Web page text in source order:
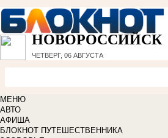
НОВОРОССИЙСК
ЧЕТВЕРГ, 06 АВГУСТА
МЕНЮ
АВТО
АФИША
БЛОКНОТ ПУТЕШЕСТВЕННИКА